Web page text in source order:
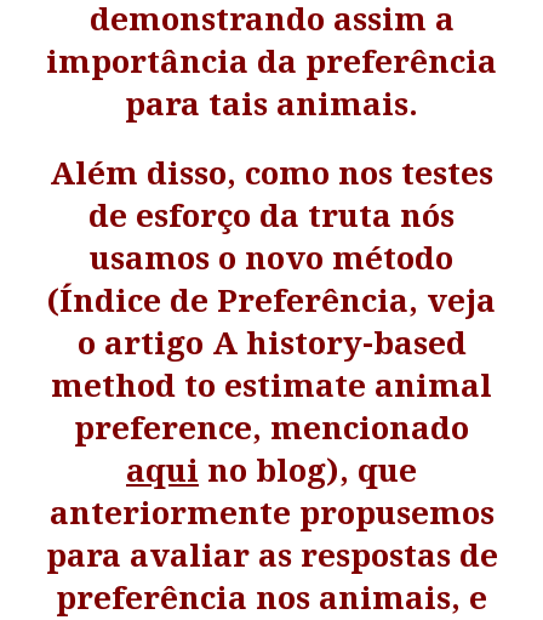
demonstrando assim a
importância da preferência
para tais animais.
Além disso, como nos testes
de esforço da truta nós
usamos o novo método
(Índice de Preferência, veja
o artigo A history-based
method to estimate animal
preference, mencionado
aqui no blog), que
anteriormente propusemos
para avaliar as respostas de
preferência nos animais, e